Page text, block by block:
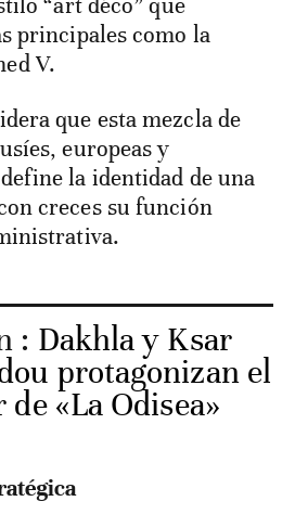
principales como la
V.
que esta mezcla de
europeas y
la identidad de una
creces su función
: Dakhla y Ksar
protagonizan el
«La Odisea»